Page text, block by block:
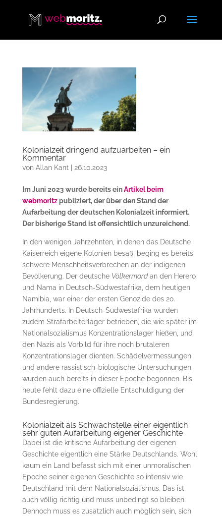
Kolonialzeit dringend aufzuarbeiten – ein
Kommentar
von Allan Kant| 26.10.2023
Im Juni 2023 wurde bereits einArtikel beim
webmoritz publiziert, der über den Stand der
Aufarbeitung der deutschen Kolonialzeit informiert.
Der bisherige Stand ist offensichtlich unzureichend.
In den wenigen Jahrzehnten, in denen das Deutsche
Kaiserreich eigene Kolonien besaß, beging es bereits
schwere Menschheitsverbrechen an der indigenen
Bevölkerung. Der deutsche Völkermordan den Herero
und Nama in Deutsch-Südwestafrika, dem heutigen
Namibia, war einer der ersten Genozide des 20.
Jahrhunderts. In Deutsch-Südwestafrika wurden
zudem Strafarbeiterlager betrieben, die wie später im
Nationalsozialismus Konzentrationslager hießen, und
den Nazis als Vorbild für ihre noch brutaleren
Konzentrationslager dienten. Schädelvermessungen
und andere rassistisch-biologische Untersuchungen
wurden auch bereits in dieser Epoche begonnen. Bis
heute fehlt dazu eine offizielle Entschuldigung der
Bundesregierung.
Kolonialzeit als Schwachstelle einer eigentlich
sehr guten Aufarbeitung eigener Geschichte
Dabei ist die kritische Aufarbeitung der eigenen
Geschichte eigentlich eine Stärke Deutschlands. Wohl
kaum ein Land befasst sich mit einer unmoralischen
Epoche seiner eigenen Geschichte so intensiv wie
Deutschland mit dem Nationalsozialismus. Das ist
auch völlig richtig und muss unbedingt so bleiben.
Dennoch muss es zusätzlich auch möglich sein, sich